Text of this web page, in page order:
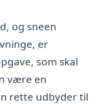
og sneen
er
som skal
være en
rette udbyder til